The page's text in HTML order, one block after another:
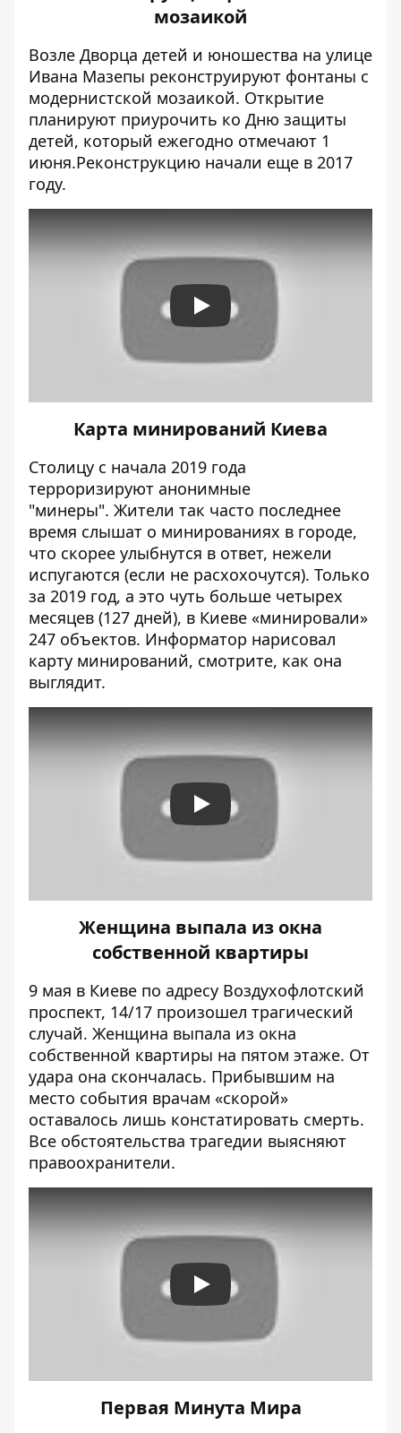
мозаикой
Возле Дворца детей и юношества на улице
Ивана Мазепы реконструируют фонтаны с
модернистской мозаикой. Открытие
планируют приурочить ко Дню защиты
детей, который ежегодно отмечают 1
июня.Реконструкцию начали еще в 2017
году.
Play
Карта минирований Киева
Столицу с начала 2019 года
терроризируют анонимные
"минеры". Жители так часто последнее
время слышат о минированиях в городе,
что скорее улыбнутся в ответ, нежели
испугаются (если не расхохочутся). Только
за 2019 год, а это чуть больше четырех
месяцев (127 дней), в Киеве «минировали»
247 объектов. Информатор нарисовал
карту минирований, смотрите, как она
выглядит.
Play
Женщина выпала из окна
собственной квартиры
9 мая в Киеве по адресу Воздухофлотский
проспект, 14/17 произошел трагический
случай. Женщина выпала из окна
собственной квартиры на пятом этаже. От
удара она скончалась. Прибывшим на
место события врачам «скорой»
оставалось лишь констатировать смерть.
Все обстоятельства трагедии выясняют
правоохранители.
Play
Первая Минута Мира